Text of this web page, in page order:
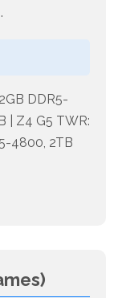
DDR5-
| Z4 G5 TWR:
4800, 2TB